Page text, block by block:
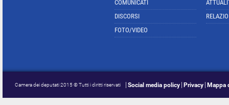
COMUNICATI
DISCORSI
FOTO/VIDEO
Camera dei deputati 2015 © Tutti i diritti riservati Social media policy Privacy Mappa